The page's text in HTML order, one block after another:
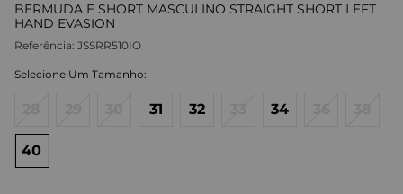
BERMUDA E SHORT MASCULINO STRAIGHT SHORT LEFT
HAND EVASION
Referência: JSSRR510IO
31 32 34
40